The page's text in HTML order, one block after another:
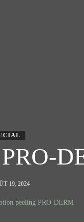
19, 2024
peeling PRO-DERM